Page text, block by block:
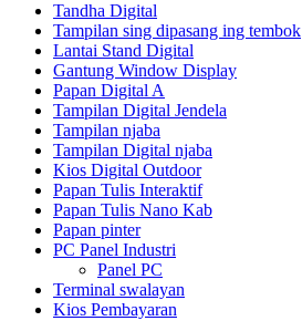
Tandha Digital
Tampilan sing dipasang ing tembok
Lantai Stand Digital
Gantung Window Display
Papan Digital A
Tampilan Digital Jendela
Tampilan njaba
Tampilan Digital njaba
Kios Digital Outdoor
Papan Tulis Interaktif
Papan Tulis Nano Kab
Papan pinter
PC Panel Industri
Panel PC
Terminal swalayan
Kios Pembayaran